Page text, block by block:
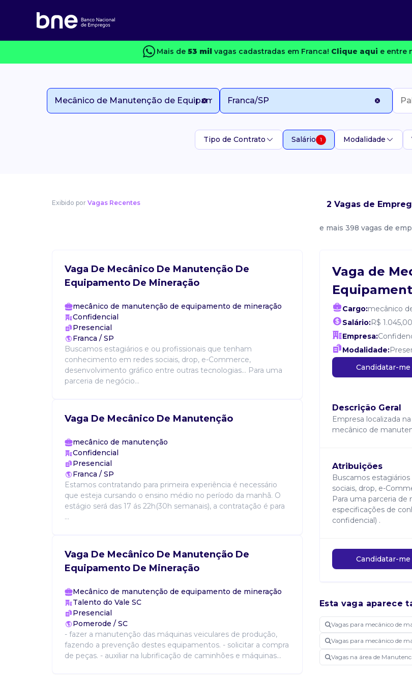
Mais de 53 mil vagas cadastradas em Franca! Clique aqui e entre
Tipo de Contrato Salário 1 Modalidade
Exibido por Vagas Recentes
2 Vagas de
e mais 398 vagas de
Vaga De Mecânico De Manutenção De
Equipamento De Mineração
mecânico de manutenção de equipamento de mineração
Confidencial
Presencial
Franca / SP
Buscamos estagiários e ou profissionais que tenham
conhecimento em redes sociais, drop, e-Commerce,
desenvolvimento gráfico entre outras tecnologias... Para uma
parceria de negócio...
Vaga De Mecânico De Manutenção
mecânico de manutenção
Confidencial
Presencial
Franca / SP
Estamos contratando para primeira experiência é necessário
que esteja cursando o ensino médio no período da manhã. O
estágio será das 17 ás 22h(30h semanais), a contratação é para
...
Vaga De Mecânico De Manutenção De
Equipamento De Mineração
Mecânico de manutenção de equipamento de mineração
Talento do Vale SC
Presencial
Pomerode / SC
- fazer a manutenção das máquinas veiculares de produção,
fazendo a prevenção destes equipamentos. - solicitar a compra
de peças. - auxiliar na lubrificação de caminhões e máquinas...
Vaga de
Cargo:mecânico
Salário:R$ 1.045,00
Empresa:
Modalidade:
Candidatar-me
Descrição Geral
Empresa localizada
mecânico de
Atribuições
Buscamos
sociais, drop, e-
Para uma parceria de
especificações de
confidencial) .
Candidatar-me
Esta vaga aparece
Vagas para mecânico de
Vagas para mecânico de
Vagas na área de